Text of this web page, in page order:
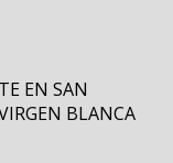
EN SAN
BLANCA